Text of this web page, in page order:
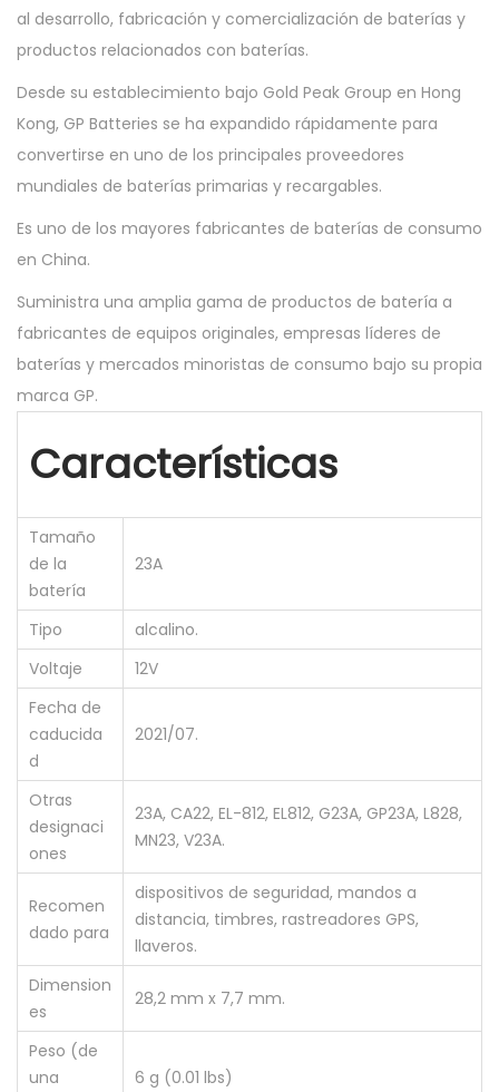
al desarrollo, fabricación y comercialización de baterías y
productos relacionados con baterías.
Desde su establecimiento bajo Gold Peak Group en Hong
Kong, GP Batteries se ha expandido rápidamente para
convertirse en uno de los principales proveedores
mundiales de baterías primarias y recargables.
Es uno de los mayores fabricantes de baterías de consumo
en China.
Suministra una amplia gama de productos de batería a
fabricantes de equipos originales, empresas líderes de
baterías y mercados minoristas de consumo bajo su propia
marca GP.
Características
Tamaño
de la
batería
23A
Tipo
alcalino.
Voltaje
12V
Fecha de
caducida
d
2021/07.
Otras
designaci
ones
23A, CA22, EL-812, EL812, G23A, GP23A, L828,
MN23, V23A.
Recomen
dado para
dispositivos de seguridad, mandos a
distancia, timbres, rastreadores GPS,
llaveros.
Dimension
es
28,2 mm x 7,7 mm.
Peso (de
una
6 g (0.01 lbs)